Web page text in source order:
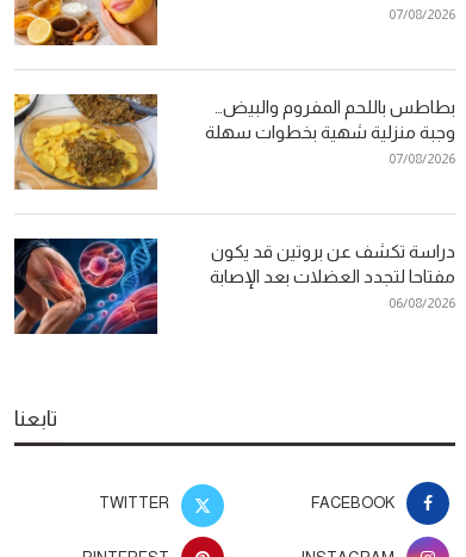
07/08/2026
بطاطس باللحم المفروم والبيض…
وجبة منزلية شهية بخطوات سهلة
07/08/2026
دراسة تكشف عن بروتين قد يكون
مفتاحا لتجدد العضلات بعد الإصابة
06/08/2026
تابعنا
FACEBOOK
TWITTER